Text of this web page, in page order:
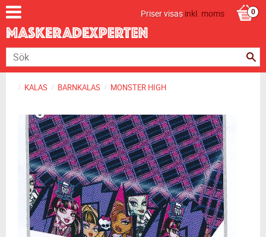
Priser visasinkl. moms
KALAS BARNKALAS MONSTER HIGH